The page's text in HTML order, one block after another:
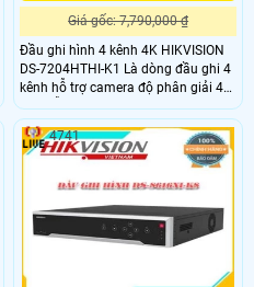
1080p/720p/WD1/4CIF/VGA/
Giá gốc: 7,790,000 ₫
Đầu ghi hình 4 kênh 4K HIKVISION
DS-7204HTHI-K1 Là dòng đầu ghi 4
kênh hỗ trợ camera độ phân giải 4K
. Có hỗ trợ xuất hình HDMI 4K/VGA
1080P, 1 cổng ra CVBS. hỗ trợ 1 ổ
cứng lên tói 10TB. Sản phẩm phù
hợp cho các công trình lớn, kho
xưởng, văn phòng, siêu thị,
4741